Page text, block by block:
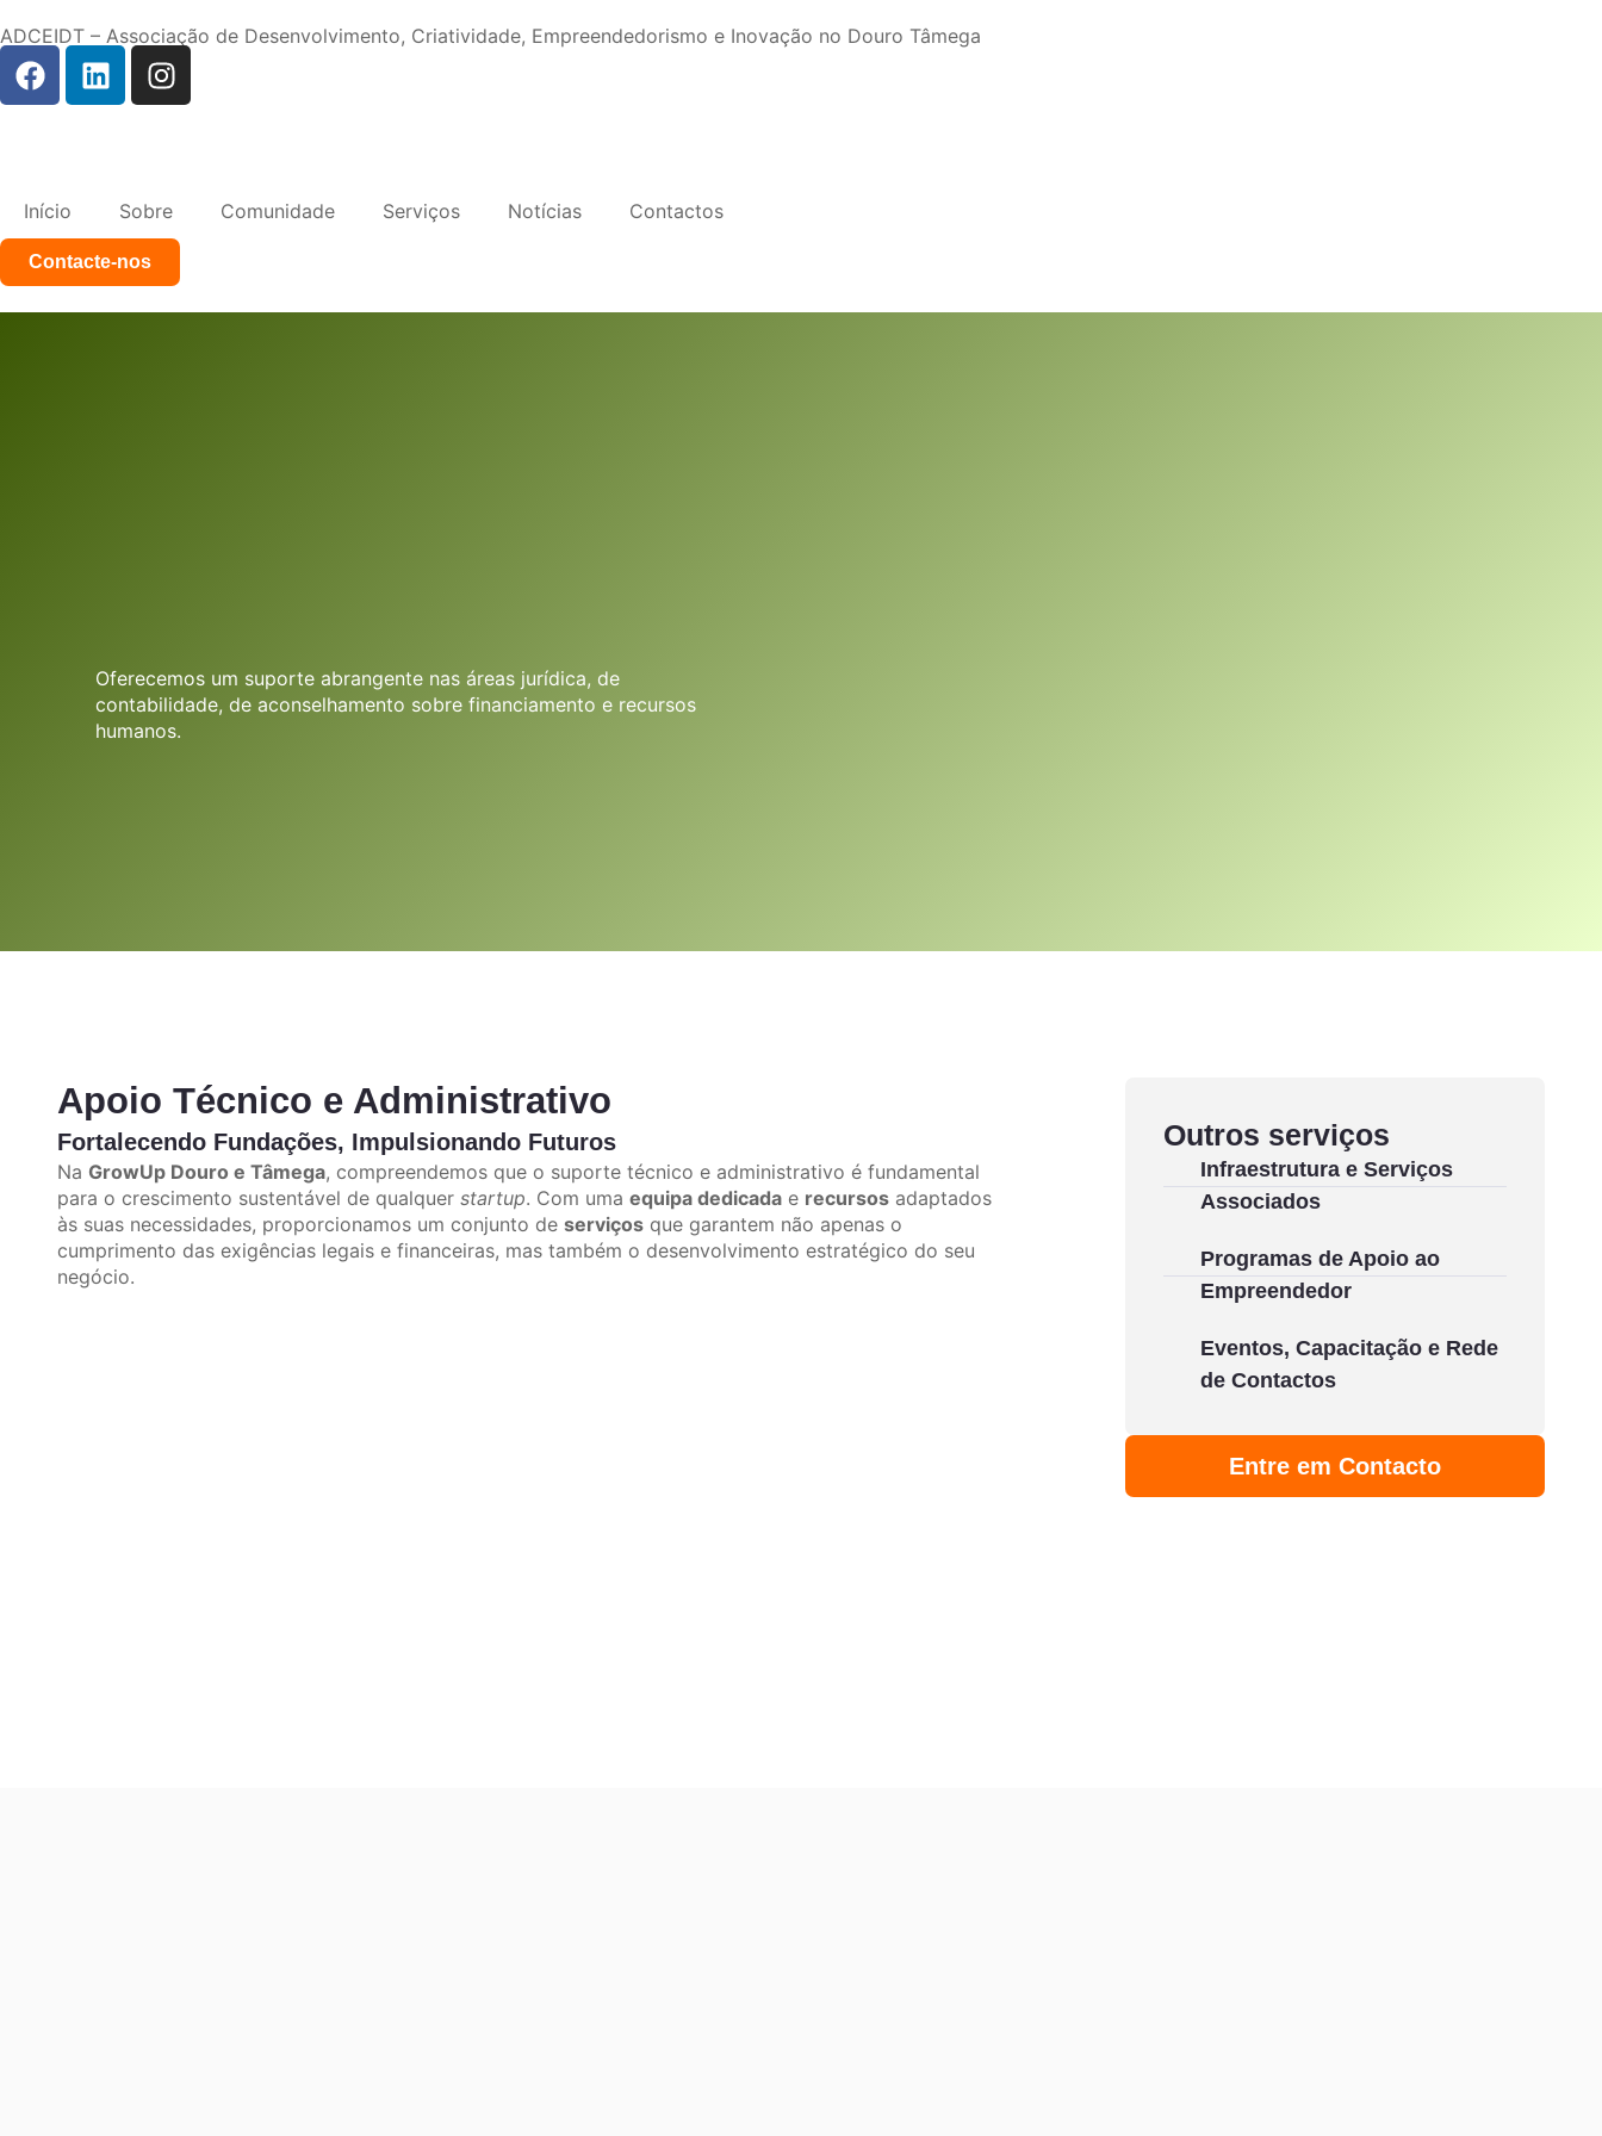
ADCEIDT – Associação de Desenvolvimento, Criatividade, Empreendedorismo e Inovação no Douro Tâmega
Início Sobre Comunidade Serviços Notícias Contactos
Contacte-nos
Oferecemos um suporte abrangente nas áreas jurídica, de
contabilidade, de aconselhamento sobre financiamento e recursos
humanos.
Apoio Técnico e Administrativo
Fortalecendo Fundações, Impulsionando Futuros
Na GrowUp Douro e Tâmega, compreendemos que o suporte técnico e administrativo é fundamental
para o crescimento sustentável de qualquer startup. Com uma equipa dedicada e recursos adaptados
às suas necessidades, proporcionamos um conjunto de serviços que garantem não apenas o
cumprimento das exigências legais e financeiras, mas também o desenvolvimento estratégico do seu
negócio.
Outros serviços
Infraestrutura e Serviços
Associados
Programas de Apoio ao
Empreendedor
Eventos, Capacitação e Rede
de Contactos
Entre em Contacto